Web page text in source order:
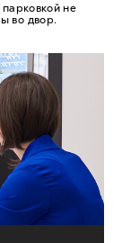
не
во двор.